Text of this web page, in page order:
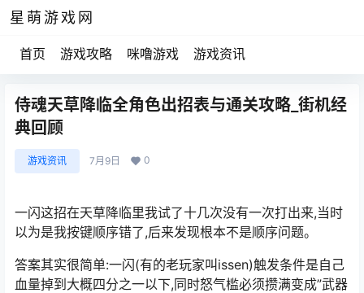
星萌游戏网
首页 游戏攻略 咪噜游戏 游戏资讯
侍魂天草降临全角色出招表与通关攻略_街机经
典回顾
游戏资讯 7月9日 0
一闪这招在天草降临里我试了十几次没有一次打出来,当时
以为是我按键顺序错了,后来发现根本不是顺序问题。
答案其实很简单:一闪(有的老玩家叫issen)触发条件是自己
血量掉到大概四分之一以下,同时怒气槛必须攒满变成”武器